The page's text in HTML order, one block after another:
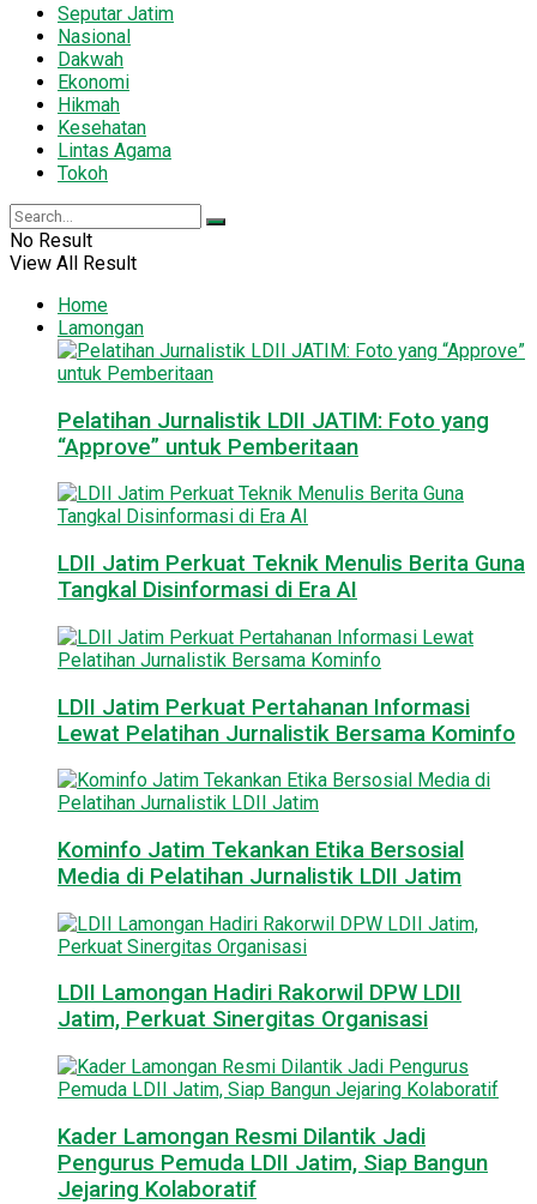
Seputar Jatim
Nasional
Dakwah
Ekonomi
Hikmah
Kesehatan
Lintas Agama
Tokoh
No Result
View All Result
Home
Lamongan
Pelatihan Jurnalistik LDII JATIM: Foto yang
“Approve” untuk Pemberitaan
LDII Jatim Perkuat Teknik Menulis Berita Guna
Tangkal Disinformasi di Era AI
LDII Jatim Perkuat Pertahanan Informasi
Lewat Pelatihan Jurnalistik Bersama Kominfo
Kominfo Jatim Tekankan Etika Bersosial
Media di Pelatihan Jurnalistik LDII Jatim
LDII Lamongan Hadiri Rakorwil DPW LDII
Jatim, Perkuat Sinergitas Organisasi
Kader Lamongan Resmi Dilantik Jadi
Pengurus Pemuda LDII Jatim, Siap Bangun
Jejaring Kolaboratif